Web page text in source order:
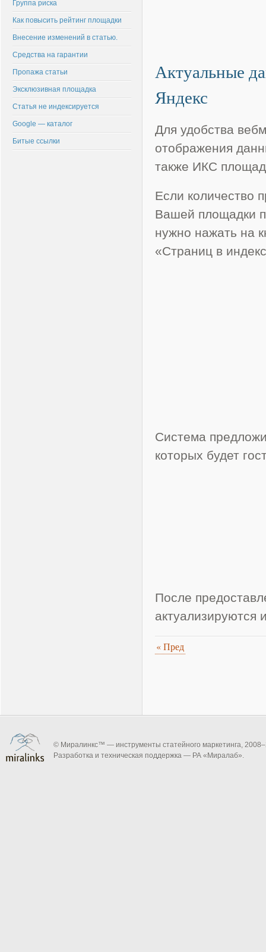
Актуальные
Яндекс
Для удобства
отображения
также ИКС
Если количество
Вашей площадки
нужно нажать на
«Страниц в
Система
которых будет
После
актуализируются
«Пред
Группа риска
Как повысить рейтинг площадки
Внесение изменений в статью.
Средства на гарантии
Пропажа статьи
Эксклюзивная площадка
Статья не индексируется
Google — каталог
Битые ссылки
© Миралинкс™ — инструменты статейного маркетинга, 2008–
Разработка и техническая поддержка — РА «Миралаб».